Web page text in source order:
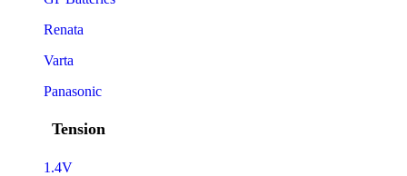
Renata
Varta
Panasonic
Tension
1.4V